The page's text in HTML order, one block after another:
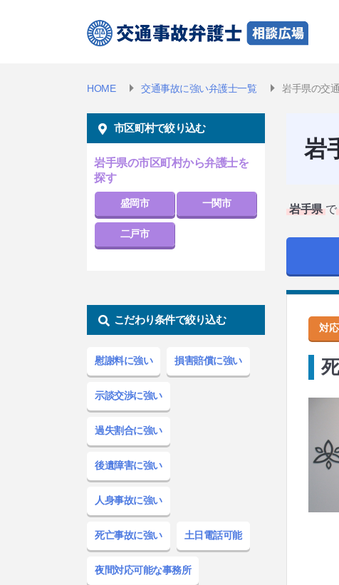
HOME 交通事故に強い弁護士一覧 岩手県の交
岩
岩手県 で
対
市区町村で絞り込む
岩手県の市区町村から弁護士を
探す
盛岡市 一関市
二戸市
こだわり条件で絞り込む
慰謝料に強い 損害賠償に強い
示談交渉に強い
過失割合に強い
後遺障害に強い
人身事故に強い
死亡事故に強い 土日電話可能
夜間対応可能な事務所